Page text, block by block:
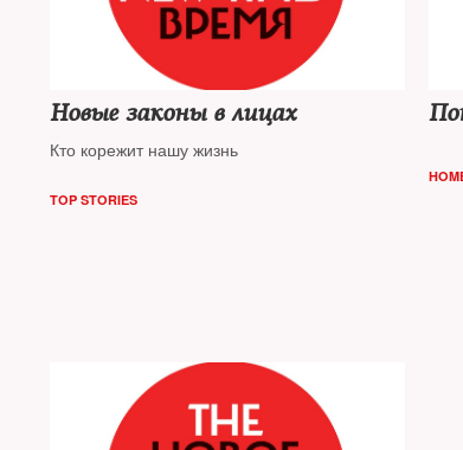
Новые законы в лицах
Кто корежит нашу жизнь
TOP STORIES